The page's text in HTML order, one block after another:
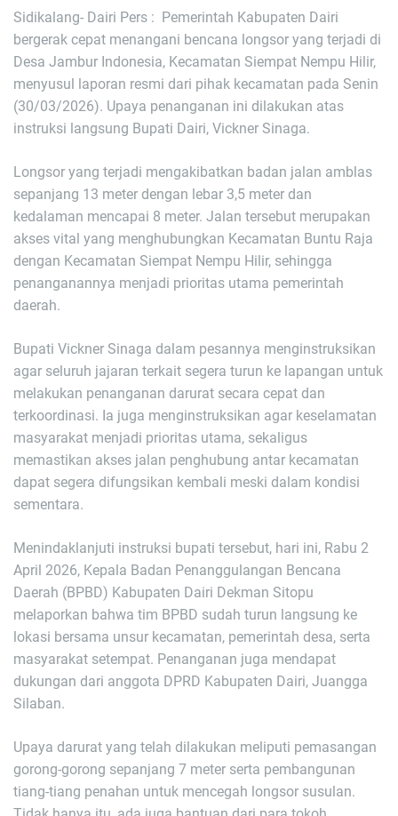
Sidikalang- Dairi Pers : Pemerintah Kabupaten Dairi
bergerak cepat menangani bencana longsor yang terjadi di
Desa Jambur Indonesia, Kecamatan Siempat Nempu Hilir,
menyusul laporan resmi dari pihak kecamatan pada Senin
(30/03/2026). Upaya penanganan ini dilakukan atas
instruksi langsung Bupati Dairi, Vickner Sinaga.
Longsor yang terjadi mengakibatkan badan jalan amblas
sepanjang 13 meter dengan lebar 3,5 meter dan
kedalaman mencapai 8 meter. Jalan tersebut merupakan
akses vital yang menghubungkan Kecamatan Buntu Raja
dengan Kecamatan Siempat Nempu Hilir, sehingga
penanganannya menjadi prioritas utama pemerintah
daerah.
Bupati Vickner Sinaga dalam pesannya menginstruksikan
agar seluruh jajaran terkait segera turun ke lapangan untuk
melakukan penanganan darurat secara cepat dan
terkoordinasi. Ia juga menginstruksikan agar keselamatan
masyarakat menjadi prioritas utama, sekaligus
memastikan akses jalan penghubung antar kecamatan
dapat segera difungsikan kembali meski dalam kondisi
sementara.
Menindaklanjuti instruksi bupati tersebut, hari ini, Rabu 2
April 2026, Kepala Badan Penanggulangan Bencana
Daerah (BPBD) Kabupaten Dairi Dekman Sitopu
melaporkan bahwa tim BPBD sudah turun langsung ke
lokasi bersama unsur kecamatan, pemerintah desa, serta
masyarakat setempat. Penanganan juga mendapat
dukungan dari anggota DPRD Kabupaten Dairi, Juangga
Silaban.
Upaya darurat yang telah dilakukan meliputi pemasangan
gorong-gorong sepanjang 7 meter serta pembangunan
tiang-tiang penahan untuk mencegah longsor susulan.